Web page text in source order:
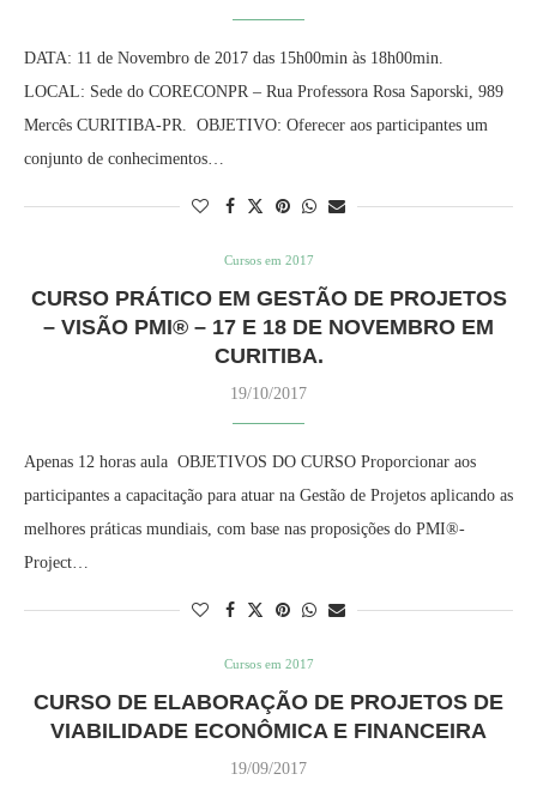
DATA: 11 de Novembro de 2017 das 15h00min às 18h00min.
LOCAL: Sede do CORECONPR – Rua Professora Rosa Saporski, 989
Mercês CURITIBA-PR. OBJETIVO: Oferecer aos participantes um
conjunto de conhecimentos…
Cursos em 2017
CURSO PRÁTICO EM GESTÃO DE PROJETOS
– VISÃO PMI® – 17 E 18 DE NOVEMBRO EM
CURITIBA.
19/10/2017
Apenas 12 horas aula OBJETIVOS DO CURSO Proporcionar aos
participantes a capacitação para atuar na Gestão de Projetos aplicando as
melhores práticas mundiais, com base nas proposições do PMI®-
Project…
Cursos em 2017
CURSO DE ELABORAÇÃO DE PROJETOS DE
VIABILIDADE ECONÔMICA E FINANCEIRA
19/09/2017